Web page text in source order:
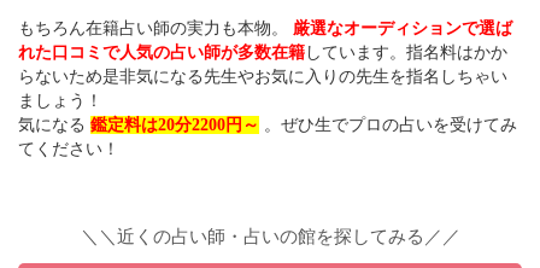
もちろん在籍占い師の実力も本物。
厳選なオーディションで選ば
れた口コミで人気の占い師が多数在籍 しています。指名料はかか
らないため是非気になる先生やお気に入りの先生を指名しちゃい
ましょう！
気になる 鑑定料は20分2200円～ 。ぜひ生でプロの占いを受けてみ
てください！
＼＼近くの占い師・占いの館を探してみる／／